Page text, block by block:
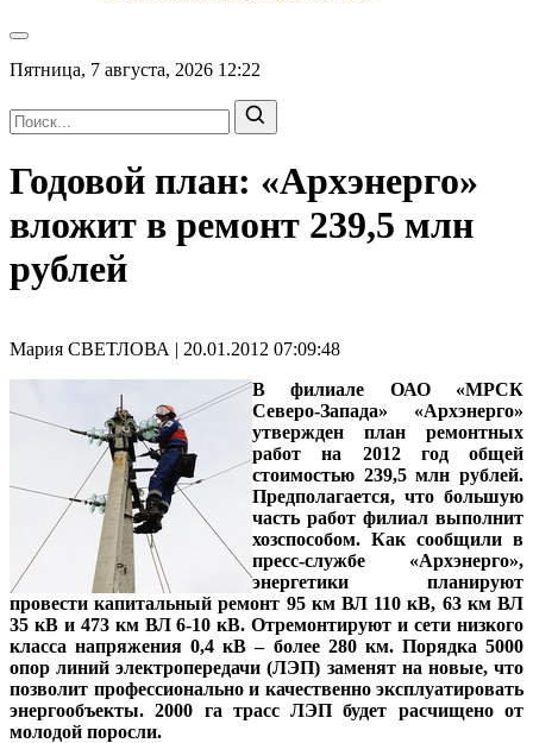
Пятница, 7 августа, 2026 12:22
Годовой план: «Архэнерго»
вложит в ремонт 239,5 млн
рублей
Мария СВЕТЛОВА | 20.01.2012 07:09:48
В филиале ОАО «МРСК
Северо-Запада» «Архэнерго»
утвержден план ремонтных
работ на 2012 год общей
стоимостью 239,5 млн рублей.
Предполагается, что большую
часть работ филиал выполнит
хозспособом. Как сообщили в
пресс-службе «Архэнерго»,
энергетики планируют
провести капитальный ремонт 95 км ВЛ 110 кВ, 63 км ВЛ
35 кВ и 473 км ВЛ 6-10 кВ. Отремонтируют и сети низкого
класса напряжения 0,4 кВ – более 280 км. Порядка 5000
опор линий электропередачи (ЛЭП) заменят на новые, что
позволит профессионально и качественно эксплуатировать
энергообъекты. 2000 га трасс ЛЭП будет расчищено от
молодой поросли.